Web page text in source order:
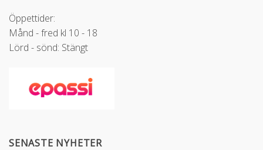
Öppettider:
Månd - fred kl 10 - 18
Lörd - sönd: Stängt
SENASTE NYHETER